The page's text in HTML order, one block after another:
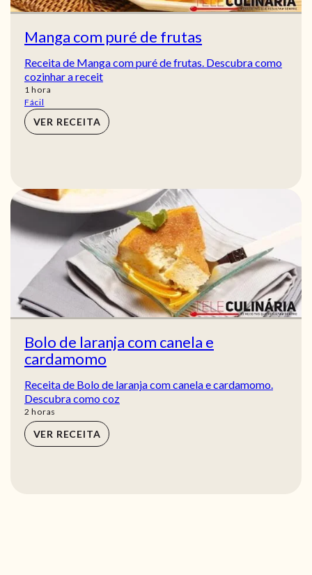
Manga com puré de frutas
Receita de Manga com puré de frutas. Descubra como
cozinhar a receit
1 hora
hora
Fácil
VER RECEITA
Bolo de laranja com canela e
cardamomo
Receita de Bolo de laranja com canela e cardamomo.
Descubra como coz
2 horas
horas
VER RECEITA